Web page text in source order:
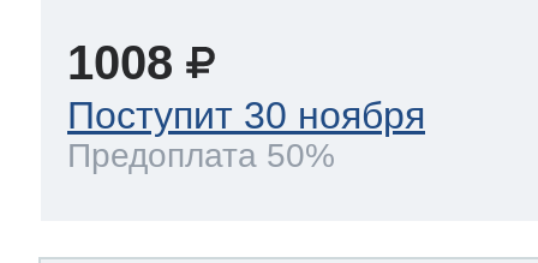
1008
Поступит 30 ноября
Предоплата 50%